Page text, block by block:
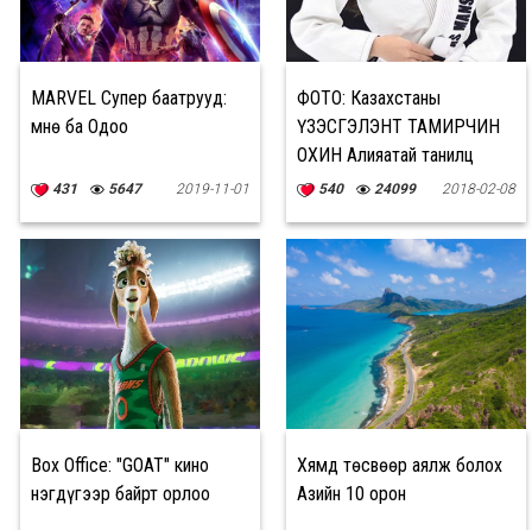
MARVEL Супер баатрууд:
Өмнө ба Одоо
431 5647 2019-11-01
ФОТО: Казахстаны
ҮЗЭСГЭЛЭНТ ТАМИРЧИН
ОХИН Алияатай танилц
540 24099 2018-02-08
Box Office: "GOAT" кино
нэгдүгээр байрт орлоо
Хямд төсвөөр аялж болох
Азийн 10 орон